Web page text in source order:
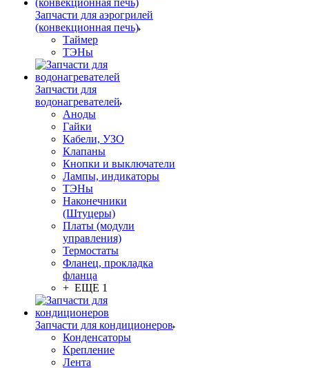
Запчасти для аэрогрилей
(конвекционная печь)
Таймер
ТЭНы
Запчасти для
водонагревателей
Аноды
Гайки
Кабели, УЗО
Клапаны
Кнопки и выключатели
Лампы, индикаторы
ТЭНы
Наконечники
(Штуцеры)
Платы (модули
управления)
Термостаты
Фланец, прокладка
фланца
+ ЕЩЕ 1
Запчасти для кондиционеров
Конденсаторы
Крепление
Лента